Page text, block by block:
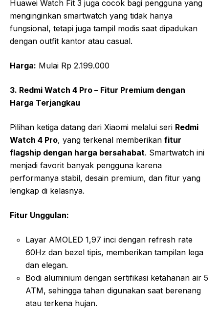
Huawei Watch Fit 3 juga cocok bagi pengguna yang
menginginkan smartwatch yang tidak hanya
fungsional, tetapi juga tampil modis saat dipadukan
dengan outfit kantor atau casual.
Harga: Mulai Rp 2.199.000
3. Redmi Watch 4 Pro – Fitur Premium dengan
Harga Terjangkau
Pilihan ketiga datang dari Xiaomi melalui seri Redmi
Watch 4 Pro, yang terkenal memberikan fitur
flagship dengan harga bersahabat. Smartwatch ini
menjadi favorit banyak pengguna karena
performanya stabil, desain premium, dan fitur yang
lengkap di kelasnya.
Fitur Unggulan:
Layar AMOLED 1,97 inci dengan refresh rate
60Hz dan bezel tipis, memberikan tampilan lega
dan elegan.
Bodi aluminium dengan sertifikasi ketahanan air 5
ATM, sehingga tahan digunakan saat berenang
atau terkena hujan.